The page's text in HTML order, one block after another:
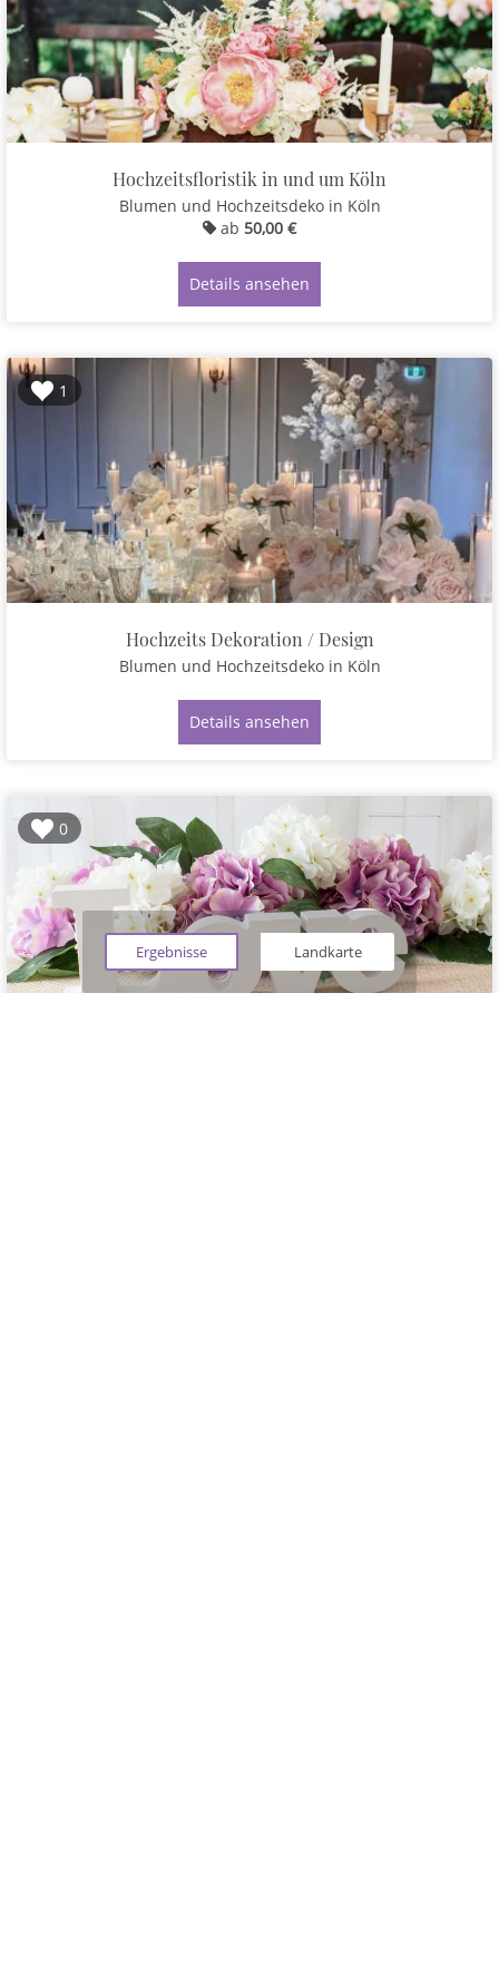
Ergebnisse Landkarte
Hochzeitsfloristik in und um Köln
Blumen und Hochzeitsdeko in Köln
ab 50,00 €
Details ansehen
1
Hochzeits Dekoration / Design
Blumen und Hochzeitsdeko in Köln
Details ansehen
0